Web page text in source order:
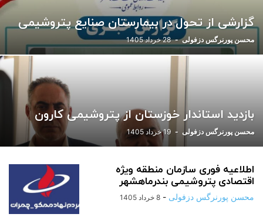
ورزشی یادداشت
گزارشی از تحول در بیمارستان صنایع پتروشیمی
محسن پورنرگس دزفولی - 28 خرداد 1405
بازدید استاندار خوزستان از پتروشیمی کارون
محسن پورنرگس دزفولی - 19 خرداد 1405
اطلاعیه فوری سازمان منطقه ویژه
اقتصادی پتروشیمی بندرماهشهر
محسن پورنرگس دزفولی - 8 خرداد 1405